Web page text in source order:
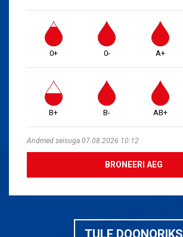
0+ 0- A+
B+ B- AB+
Andmed seisuga 07.08.2026 10:12
BRONEERI AEG